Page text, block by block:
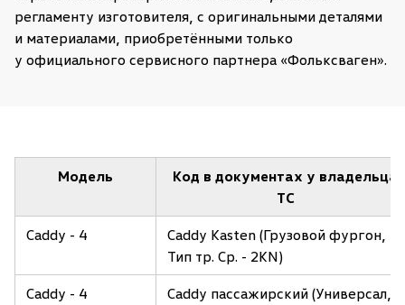
регламенту изготовителя, с оригинальными деталями
и материалами, приобретёнными только
у официального сервисного партнера «Фольксваген».
Модель
Код в документах у владельца
ТС
Caddy - 4
Caddy Kasten (Грузовой фургон,
Тип тр. Ср. - 2KN)
Caddy - 4
Caddy пассажирский (Универсал,